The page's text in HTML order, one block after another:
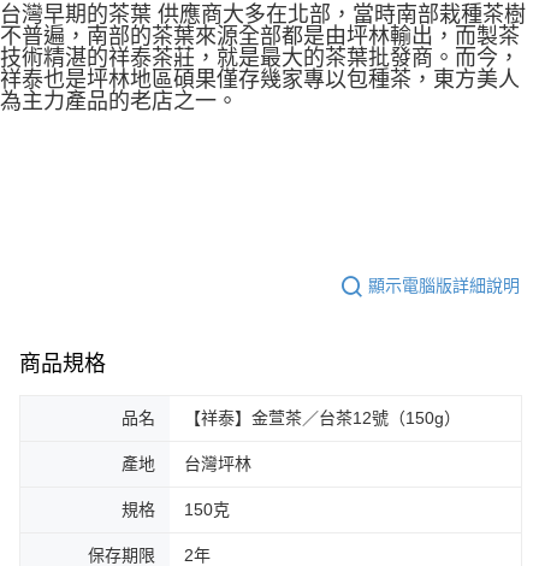
台灣早期的茶葉 供應商大多在北部，當時南部栽種茶樹
不普遍，南部的茶葉來源全部都是由坪林輸出，而製茶
技術精湛的祥泰茶莊，就是最大的茶葉批發商。而今，
祥泰也是坪林地區碩果僅存幾家專以包種茶，東方美人
為主力產品的老店之一。
顯示電腦版詳細說明
商品規格
品名 【祥泰】金萱茶／台茶12號（150g）
產地 台灣坪林
規格 150克
保存期限 2年